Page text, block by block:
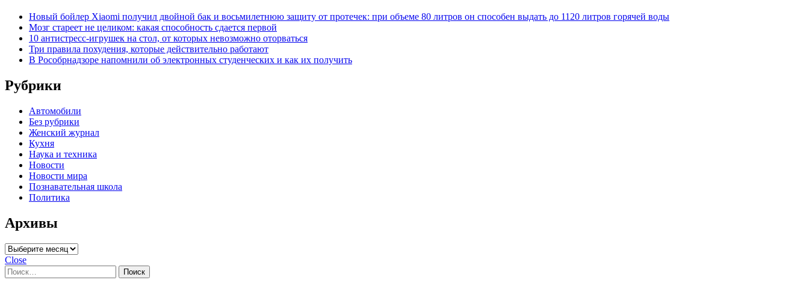
Новый бойлер Xiaomi получил двойной бак и восьмилетнюю защиту от протечек: при объеме 80 литров он способен выдать до 1120 литров горячей воды
Мозг стареет не целиком: какая способность сдается первой
10 антистресс-игрушек на стол, от которых невозможно оторваться
Три правила похудения, которые действительно работают
В Рособрнадзоре напомнили об электронных студенческих и как их получить
Рубрики
Автомобили
Без рубрики
Женский журнал
Кухня
Наука и техника
Новости
Новости мира
Познавательная школа
Политика
Архивы
Архивы
Close
Найти: